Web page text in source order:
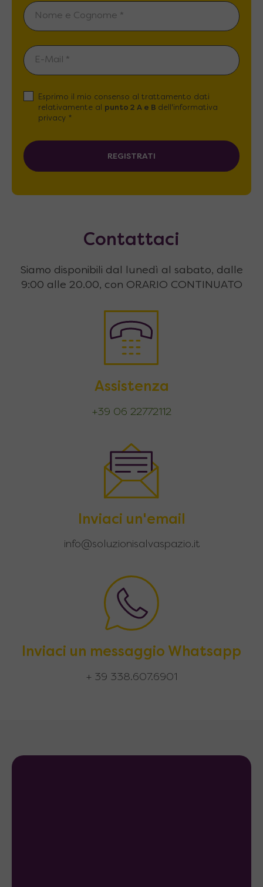
Esprimo il mio consenso al trattamento dati
relativamente al punto 2 A e B dell'informativa
privacy *
REGISTRATI
Contattaci
Siamo disponibili dal lunedì al sabato, dalle
9:00 alle 20.00, con ORARIO CONTINUATO
Assistenza
+39 06 22772112
Inviaci un'email
info@soluzionisalvaspazio.it
Inviaci un messaggio Whatsapp
+ 39 338.607.6901